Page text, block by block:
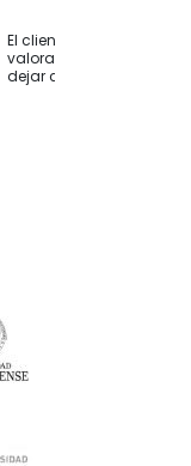
El cliente solo ha
valorado su compra sin
dejar comentarios